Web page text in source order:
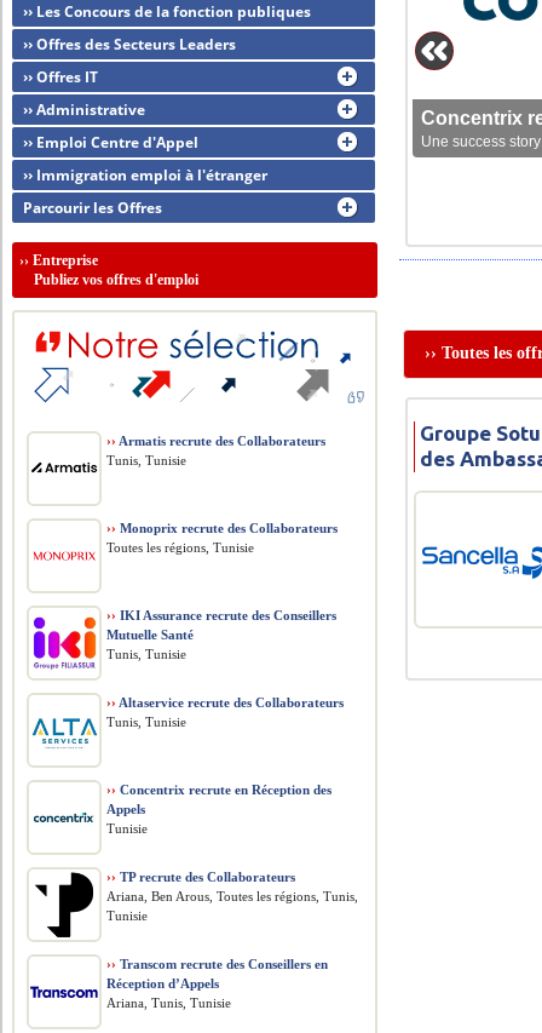
Concentrix
Une success
›› Toutes les
Groupe
des
›› Les Concours de la fonction publiques
›› Offres des Secteurs Leaders
›› Offres IT
›› Administrative
›› Emploi Centre d'Appel
›› Immigration emploi à l'étranger
Parcourir les Offres
››Entreprise
Publiez vos offres d'emploi
›› Armatis recrute des Collaborateurs
Tunis, Tunisie
›› Monoprix recrute des Collaborateurs
Toutes les régions, Tunisie
›› IKI Assurance recrute des Conseillers
Mutuelle Santé
Tunis, Tunisie
›› Altaservice recrute des Collaborateurs
Tunis, Tunisie
›› Concentrix recrute en Réception des
Appels
Tunisie
›› TP recrute des Collaborateurs
Ariana, Ben Arous, Toutes les régions, Tunis,
Tunisie
›› Transcom recrute des Conseillers en
Réception d’Appels
Ariana, Tunis, Tunisie